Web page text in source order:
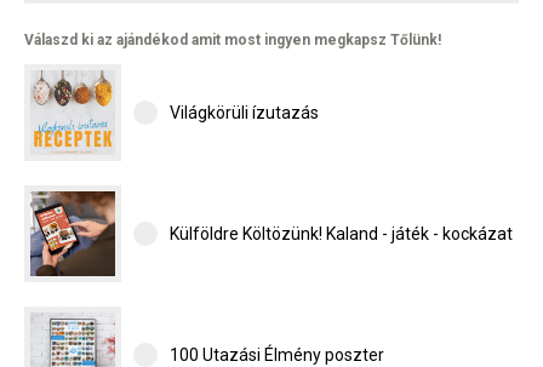
Válaszd ki az ajándékod amit most ingyen megkapsz Tőlünk!
Világkörüli ízutazás
Külföldre Költözünk! Kaland - játék - kockázat
100 Utazási Élmény poszter